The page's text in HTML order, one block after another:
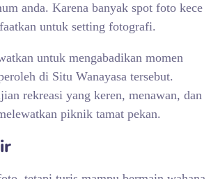
anda. Karena banyak spot foto kece
untuk setting fotografi.
untuk mengabadikan momen
di Situ Wanayasa tersebut.
rekreasi yang keren, menawan, dan
piknik tamat pekan.